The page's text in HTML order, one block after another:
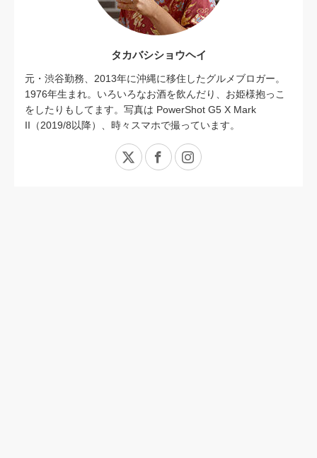
タカバシショウヘイ
元・渋谷勤務、2013年に沖縄に移住したグルメブロガー。
1976年生まれ。いろいろなお酒を飲んだり、お姫様抱っこ
をしたりもしてます。写真は PowerShot G5 X Mark
II（2019/8以降）、時々スマホで撮っています。
X FacebookInstagram